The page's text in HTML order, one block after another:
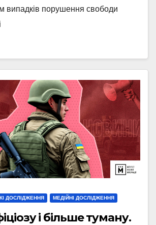
випадків порушення свободи
ДОСЛІДЖЕННЯ МЕДІЙНІ ДОСЛІДЖЕННЯ
і більше туману.